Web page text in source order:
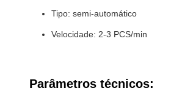
Tipo: semi-automático
Velocidade: 2-3 PCS/min
Parâmetros técnicos: